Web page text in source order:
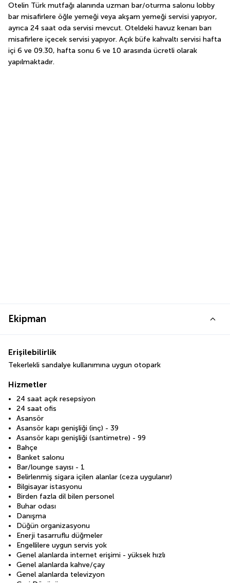
Otelin Türk mutfağı alanında uzman bar/oturma salonu lobby
bar misafirlere öğle yemeği veya akşam yemeği servisi yapıyor,
ayrıca 24 saat oda servisi mevcut. Oteldeki havuz kenarı barı
misafirlere içecek servisi yapıyor. Açık büfe kahvaltı servisi hafta
içi 6 ve 09.30, hafta sonu 6 ve 10 arasında ücretli olarak
yapılmaktadır.
Ekipman
Erişilebilirlik
Tekerlekli sandalye kullanımına uygun otopark
Hizmetler
24 saat açık resepsiyon
24 saat ofis
Asansör
Asansör kapı genişliği (inç) - 39
Asansör kapı genişliği (santimetre) - 99
Bahçe
Banket salonu
Bar/lounge sayısı - 1
Belirlenmiş sigara içilen alanlar (ceza uygulanır)
Bilgisayar istasyonu
Birden fazla dil bilen personel
Buhar odası
Danışma
Düğün organizasyonu
Enerji tasarruflu düğmeler
Engellilere uygun servis yok
Genel alanlarda internet erişimi - yüksek hızlı
Genel alanlarda kahve/çay
Genel alanlarda televizyon